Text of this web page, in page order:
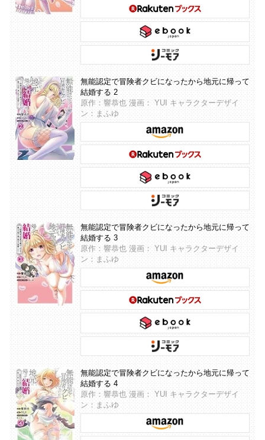
無能認定で冒険者クビになったから地元に帰って
結婚する 2
原作：響恭也 漫画： YUI キャラクターデザイ
ン：まふゆ
無能認定で冒険者クビになったから地元に帰って
結婚する 3
原作：響恭也 漫画： YUI キャラクターデザイ
ン：まふゆ
無能認定で冒険者クビになったから地元に帰って
結婚する 4
原作：響恭也 漫画： YUI キャラクターデザイ
ン：まふゆ